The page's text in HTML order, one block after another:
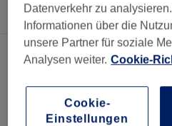
Sortieren nach Beliebiger
Datenverkehr zu
Informationen über die
unsere Partner für soziale
Analysen weiter. Cookie-
Cookie-
Einstellungen